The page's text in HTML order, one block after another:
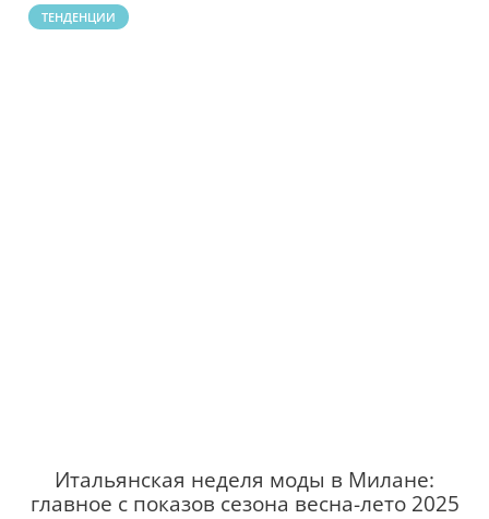
ТЕНДЕНЦИИ
Итальянская неделя моды в Милане:
главное с показов сезона весна-лето 2025